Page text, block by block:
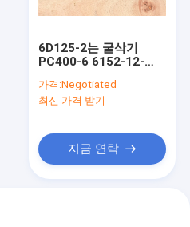
6D125-2는 굴삭기
PC400-6 6152-12-
엔진 연료 분사 장치를
사용했습니다
가격:Negotiated
최신 가격 받기
지금 연락